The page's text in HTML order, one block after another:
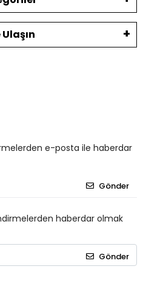
e-posta ile haberdar
Gönder
haberdar olmak
Gönder